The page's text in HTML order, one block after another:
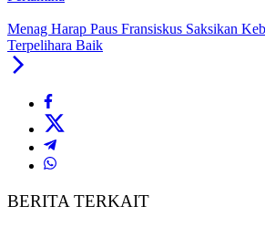
Menag Harap Paus Fransiskus Saksikan
Terpelihara Baik
BERITA TERKAIT